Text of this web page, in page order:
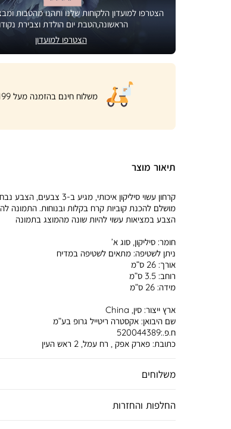
הצטרפו למועדון הלקוחות שלנו ותהנו מהטבות
הראשונה,הטבת יום הולדת וצבירת
הצטרפו למועדון
|
product
page
banner
משלוח חינם בהזמנה מעל 199 ₪
תיאור מוצר
משלוחים
החלפות והחזרות
קרחון עשוי סיליקון איכותי, מגיע ב-3
מושלם להכנת קוביות קרח בקלות ובנוחות. התמונה
הצבע במציאות עשוי להיות שונה מהמוצג בתמונה
חומר:סיליקון, סוג א’
ניתן לשטיפה:מתאים לשטיפה במדיח
אורך:26 ס”מ
רוחב:3.5 ס”מ
מידה:26 ס”מ
ארץ ייצור:סין, China
שם היבואן:אקסטרה ריטייל גרופ בע”מ
ח.פ.:520044389
כתובת:פארק אפק , רח עמל, 2 ראש העין